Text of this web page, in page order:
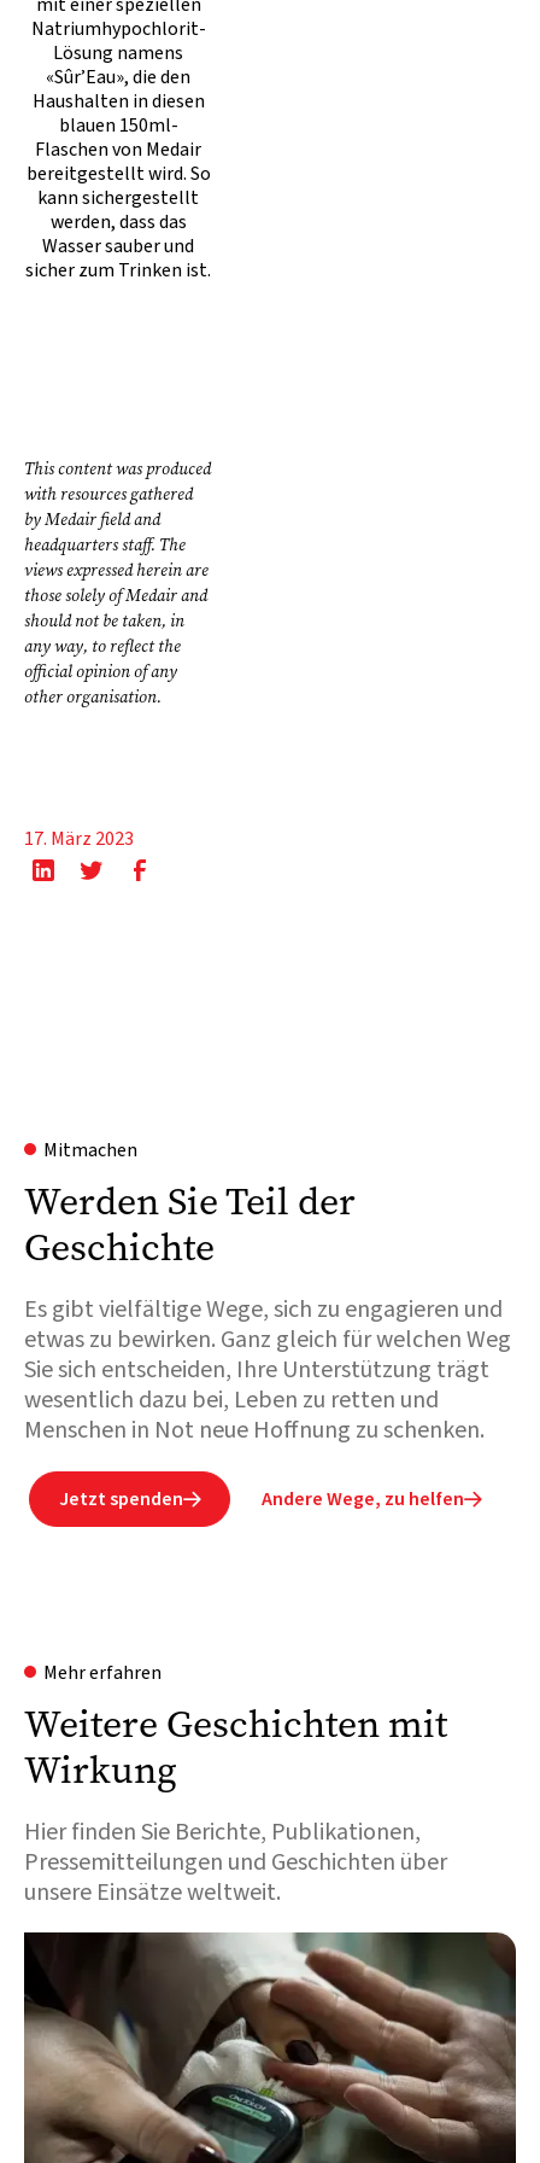
Natriumhypochlorit-
Lösung namens
«Sûr’Eau», die den
Haushalten in diesen
blauen 150ml-
Flaschen von Medair
bereitgestellt wird. So
kann sichergestellt
werden, dass das
Wasser sauber und
sicher zum Trinken ist.
This content was produced
with resources gathered
by Medair field and
headquarters staff. The
views expressed herein are
those solely of Medair and
should not be taken, in
any way, to reflect the
official opinion of any
other organisation.
17. März 2023
Mitmachen
Werden Sie Teil der
Geschichte
Es gibt vielfältige Wege, sich zu engagieren und
etwas zu bewirken. Ganz gleich für welchen Weg
Sie sich entscheiden, Ihre Unterstützung trägt
wesentlich dazu bei, Leben zu retten und
Menschen in Not neue Hoffnung zu schenken.
Jetzt spenden Andere Wege, zu helfen
Mehr erfahren
Weitere Geschichten mit
Wirkung
Hier finden Sie Berichte, Publikationen,
Pressemitteilungen und Geschichten über
unsere Einsätze weltweit.